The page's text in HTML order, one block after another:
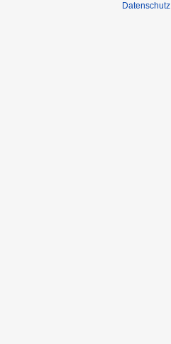
Datenschutz